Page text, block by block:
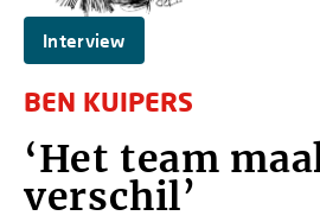
Interview
BEN KUIPERS
‘Het team
verschil’